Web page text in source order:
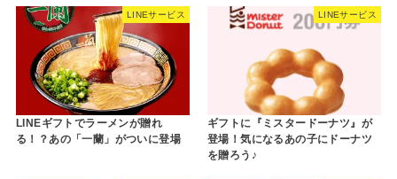
LINEサービス
LINEギフトでラーメンが贈れ
る！？あの「一蘭」がついに登場
LINEサービス
ギフトに『ミスタードーナツ』が
登場！気になるあの子にドーナツ
を贈ろう♪